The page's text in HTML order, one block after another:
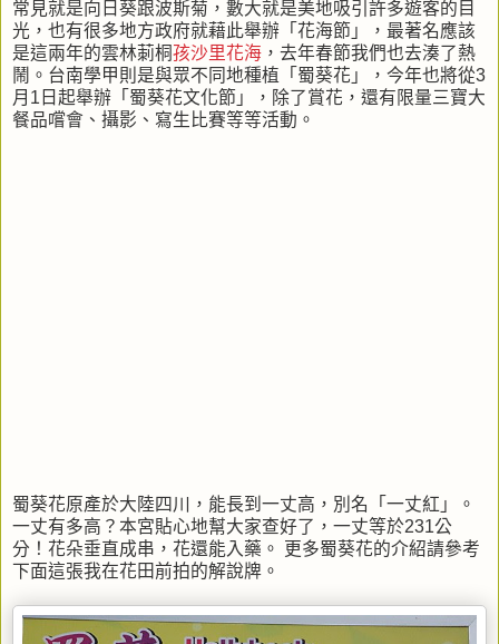
常見就是向日葵跟波斯菊，數大就是美地吸引許多遊客的目
光，也有很多地方政府就藉此舉辦「花海節」，最著名應該
是這兩年的雲林莿桐孩沙里花海 ，去年春節我們也去湊了熱
鬧。台南學甲則是與眾不同地種植「蜀葵花」，今年也將從3
月1日起舉辦「蜀葵花文化節」，除了賞花，還有限量三寶大
餐品嚐會、攝影、寫生比賽等等活動。
蜀葵花原產於大陸四川，能長到一丈高，別名「一丈紅」。
一丈有多高？本宮貼心地幫大家查好了，一丈等於231公
分！花朵垂直成串，花還能入藥。 更多蜀葵花的介紹請參考
下面這張我在花田前拍的解說牌。